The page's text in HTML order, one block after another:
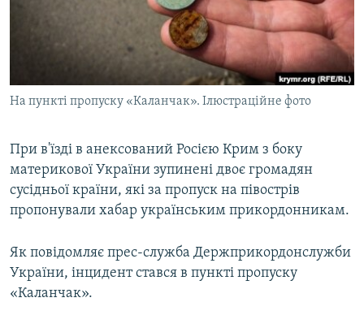
СВІДЧЕННЯ ОКУПАЦІЇ
УКРАЇНСЬКА ПРОБЛЕМА КРИМУ
Qırımtatar
Усі сайти RFE/RL
На пункті пропуску «Каланчак». Ілюстраційне фото
При в'їзді в анексований Росією Крим з боку
материкової України зупинені двоє громадян
сусідньої країни, які за пропуск на півострів
пропонували хабар українським прикордонникам.
Як повідомляє прес-служба Держприкордонслужби
України, інцидент стався в пункті пропуску
«Каланчак».